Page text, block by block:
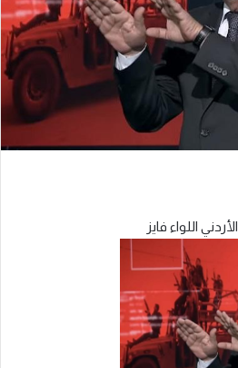
الأردني اللواء فايز